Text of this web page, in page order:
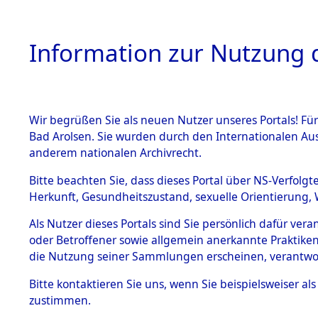
HOME
BESTÄNDE
Inhaftierungsdoku
mente
1.2.9 Beim ITS
verwahrte
1.2.9.1
Effekten aus
0013
Information zur Nutzung
Wir begrüßen Sie als neuen Nutzer unseres Portals!
Bad Arolsen. Sie wurden durch den Internationalen
anderem nationalen Archivrecht.
Bitte beachten Sie, dass dieses Portal über NS-
Herkunft, Gesundheitszustand, sexuelle
Als Nutzer dieses Portals sind Sie persönlich dafür
oder Betroffener sowie allgemein anerkannte
die Nutzung seiner Sammlungen erscheinen,
Bitte kontaktieren Sie uns, wenn Sie beispielsweiser
zustimmen.